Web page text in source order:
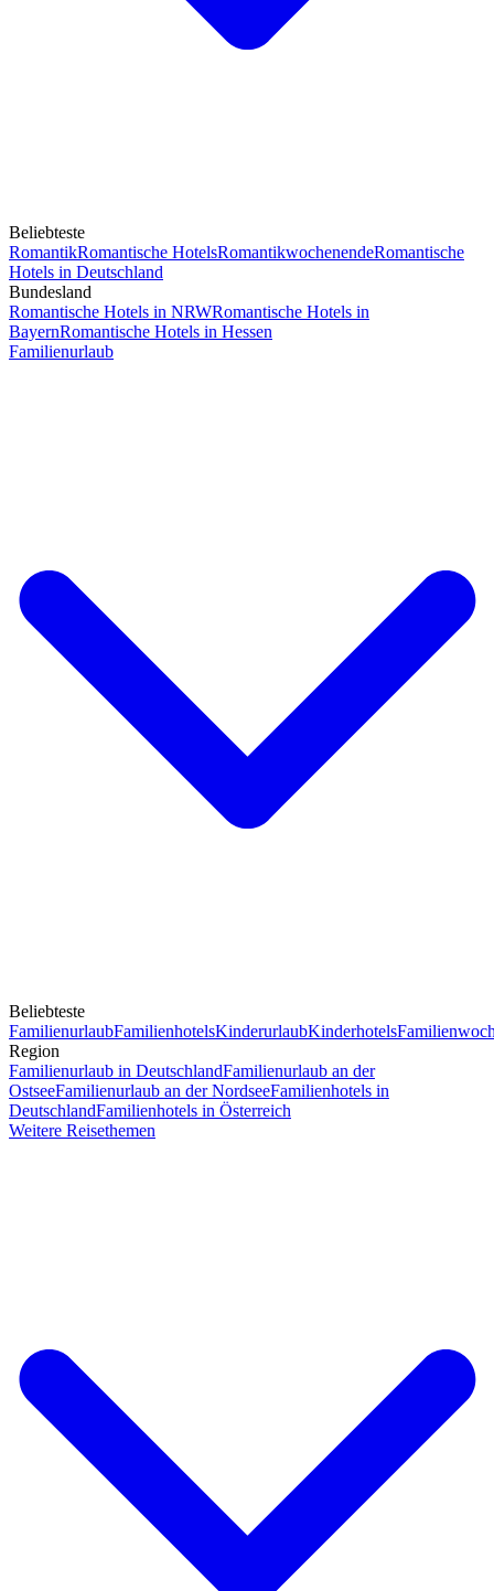
Beliebteste
RomantikRomantische HotelsRomantikwochenendeRomantische
Hotels in Deutschland
Bundesland
Romantische Hotels in NRWRomantische Hotels in
BayernRomantische Hotels in Hessen
Familienurlaub
Beliebteste
FamilienurlaubFamilienhotelsKinderurlaubKinderhotels
Region
Familienurlaub in DeutschlandFamilienurlaub an der
OstseeFamilienurlaub an der NordseeFamilienhotels in
DeutschlandFamilienhotels in Österreich
Weitere Reisethemen